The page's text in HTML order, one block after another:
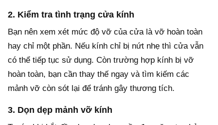
2. Kiểm tra tình trạng cửa kính
Bạn nên xem xét mức độ vỡ của cửa là vỡ hoàn toàn
hay chỉ một phần. Nếu kính chỉ bị nứt nhẹ thì cửa vẫn
có thể tiếp tục sử dụng. Còn trường hợp kính bị vỡ
hoàn toàn, bạn cần thay thế ngay và tìm kiếm các
mảnh vỡ còn sót lại để tránh gây thương tích.
3. Dọn dẹp mảnh vỡ kính